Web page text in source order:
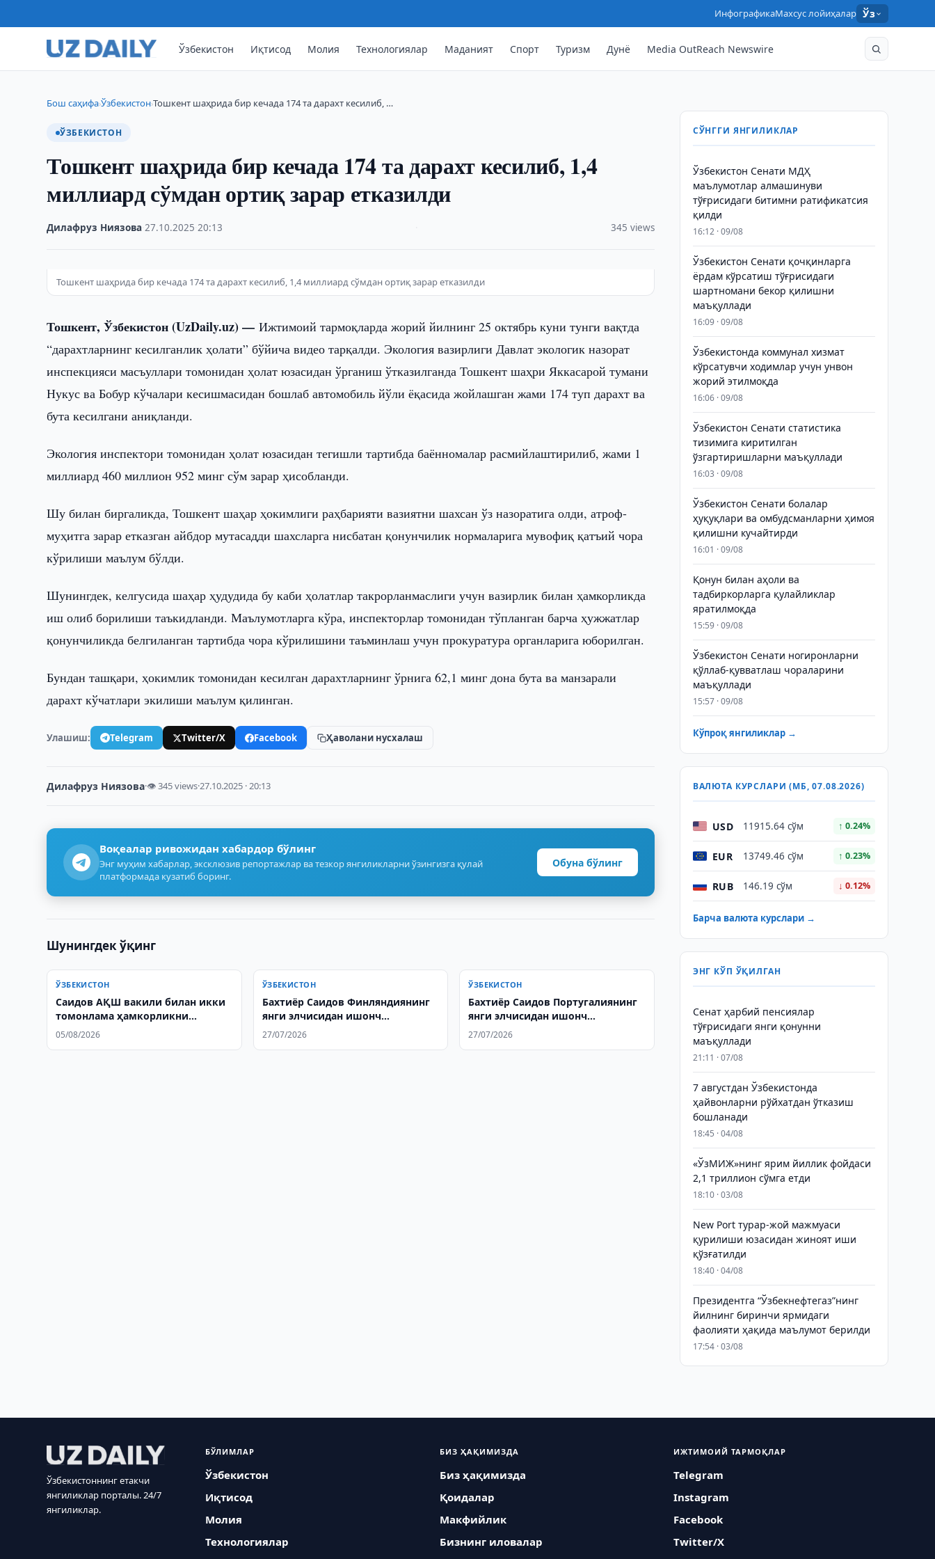
ИнфографикаМахсус лойиҳалар Ўз
Ўзбекистон Иқтисод Молия Технологиялар Маданият Спорт Туризм Дунё Media OutReach Newswire
Бош саҳифа›Ўзбекистон›Тошкент шаҳрида бир кечада 174 та дарахт кесилиб, …
ЎЗБЕКИСТОН
Тошкент шаҳрида бир кечада 174 та дарахт кесилиб, 1,4
миллиард сўмдан ортиқ зарар етказилди
Дилафруз Ниязова ·27.10.2025 ·20:13 345 views
Тошкент шаҳрида бир кечада 174 та дарахт кесилиб, 1,4 миллиард сўмдан ортиқ зарар етказилди
Тошкент, Ўзбекистон (UzDaily.uz) —Ижтимоий тармоқларда жорий йилнинг 25 октябрь куни тунги вақтда
“дарахтларнинг кесилганлик ҳолати” бўйича видео тарқалди. Экология вазирлиги Давлат экологик назорат
инспекцияси масъуллари томонидан ҳолат юзасидан ўрганиш ўтказилганда Тошкент шаҳри Яккасарой тумани
Нукус ва Бобур кўчалари кесишмасидан бошлаб автомобиль йўли ёқасида жойлашган жами 174 туп дарахт ва
бута кесилгани аниқланди.
Экология инспектори томонидан ҳолат юзасидан тегишли тартибда баённомалар расмийлаштирилиб, жами 1
миллиард 460 миллион 952 минг сўм зарар ҳисобланди.
Шу билан биргаликда, Тошкент шаҳар ҳокимлиги раҳбарияти вазиятни шахсан ўз назоратига олди, атроф-
муҳитга зарар етказган айбдор мутасадди шахсларга нисбатан қонунчилик нормаларига мувофиқ қатъий чора
кўрилиши маълум бўлди.
Шунингдек, келгусида шаҳар ҳудудида бу каби ҳолатлар такрорланмаслиги учун вазирлик билан ҳамкорликда
иш олиб борилиши таъкидланди. Маълумотларга кўра, инспекторлар томонидан тўпланган барча ҳужжатлар
қонунчиликда белгиланган тартибда чора кўрилишини таъминлаш учун прокуратура органларига юборилган.
Бундан ташқари, ҳокимлик томонидан кесилган дарахтларнинг ўрнига 62,1 минг дона бута ва манзарали
дарахт кўчатлари экилиши маълум қилинган.
Улашиш: Telegram Twitter/X Facebook Ҳаволани нусхалаш
Дилафруз Ниязова·👁 345 views·27.10.2025 · 20:13
Воқеалар ривожидан хабардор бўлинг
Энг муҳим хабарлар, эксклюзив репортажлар ва тезкор янгиликларни ўзингизга қулай
платформада кузатиб боринг.
Обуна бўлинг
Шунингдек ўқинг
ЎЗБЕКИСТОН
Саидов АҚШ вакили билан икки
томонлама ҳамкорликни
муҳокама қилди
05/08/2026
ЎЗБЕКИСТОН
Бахтиёр Саидов Финляндиянинг
янги элчисидан ишонч
ёрлиқларини қабул қилди
27/07/2026
ЎЗБЕКИСТОН
Бахтиёр Саидов Португалиянинг
янги элчисидан ишонч
ёрлиқларини қабул қилди
27/07/2026
СЎНГГИ ЯНГИЛИКЛАР
Ўзбекистон Сенати МДҲ
маълумотлар алмашинуви
тўғрисидаги битимни ратификатсия
қилди
16:12 · 09/08
Ўзбекистон Сенати қочқинларга
ёрдам кўрсатиш тўғрисидаги
шартномани бекор қилишни
маъқуллади
16:09 · 09/08
Ўзбекистонда коммунал хизмат
кўрсатувчи ходимлар учун унвон
жорий этилмоқда
16:06 · 09/08
Ўзбекистон Сенати статистика
тизимига киритилган
ўзгартиришларни маъқуллади
16:03 · 09/08
Ўзбекистон Сенати болалар
ҳуқуқлари ва омбудсманларни ҳимоя
қилишни кучайтирди
16:01 · 09/08
Қонун билан аҳоли ва
тадбиркорларга қулайликлар
яратилмоқда
15:59 · 09/08
Ўзбекистон Сенати ногиронларни
қўллаб-қувватлаш чораларини
маъқуллади
15:57 · 09/08
Кўпроқ янгиликлар →
ВАЛЮТА КУРСЛАРИ (МБ, 07.08.2026)
USD 11915.64 сўм ↑ 0.24%
EUR 13749.46 сўм ↑ 0.23%
RUB 146.19 сўм ↓ 0.12%
Барча валюта курслари →
ЭНГ КЎП ЎҚИЛГАН
Сенат ҳарбий пенсиялар
тўғрисидаги янги қонунни
маъқуллади
21:11 · 07/08
7 августдан Ўзбекистонда
ҳайвонларни рўйхатдан ўтказиш
бошланади
18:45 · 04/08
«ЎзМИЖ»нинг ярим йиллик фойдаси
2,1 триллион сўмга етди
18:10 · 03/08
New Port турар-жой мажмуаси
қурилиши юзасидан жиноят иши
қўзғатилди
18:40 · 04/08
Президентга “Ўзбекнефтегаз”нинг
йилнинг биринчи ярмидаги
фаолияти ҳақида маълумот берилди
17:54 · 03/08
Ўзбекистоннинг етакчи
янгиликлар порталы. 24/7
янгиликлар.
БЎЛИМЛАР
Ўзбекистон
Иқтисод
Молия
Технологиялар
БИЗ ҲАҚИМИЗДА
Биз ҳақимизда
Қоидалар
Макфийлик
Бизнинг иловалар
ИЖТИМОИЙ ТАРМОҚЛАР
Telegram
Instagram
Facebook
Twitter/X